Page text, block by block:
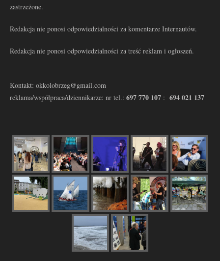
zastrzeżone.
Redakcja nie ponosi odpowiedzialności za komentarze Internautów.
Redakcja nie ponosi odpowiedzialności za treść reklam i ogłoszeń.
Kontakt: okkolobrzeg@gmail.com
reklama/współpraca/dziennikarze: nr tel.: 697 770 107 : 694 021 137